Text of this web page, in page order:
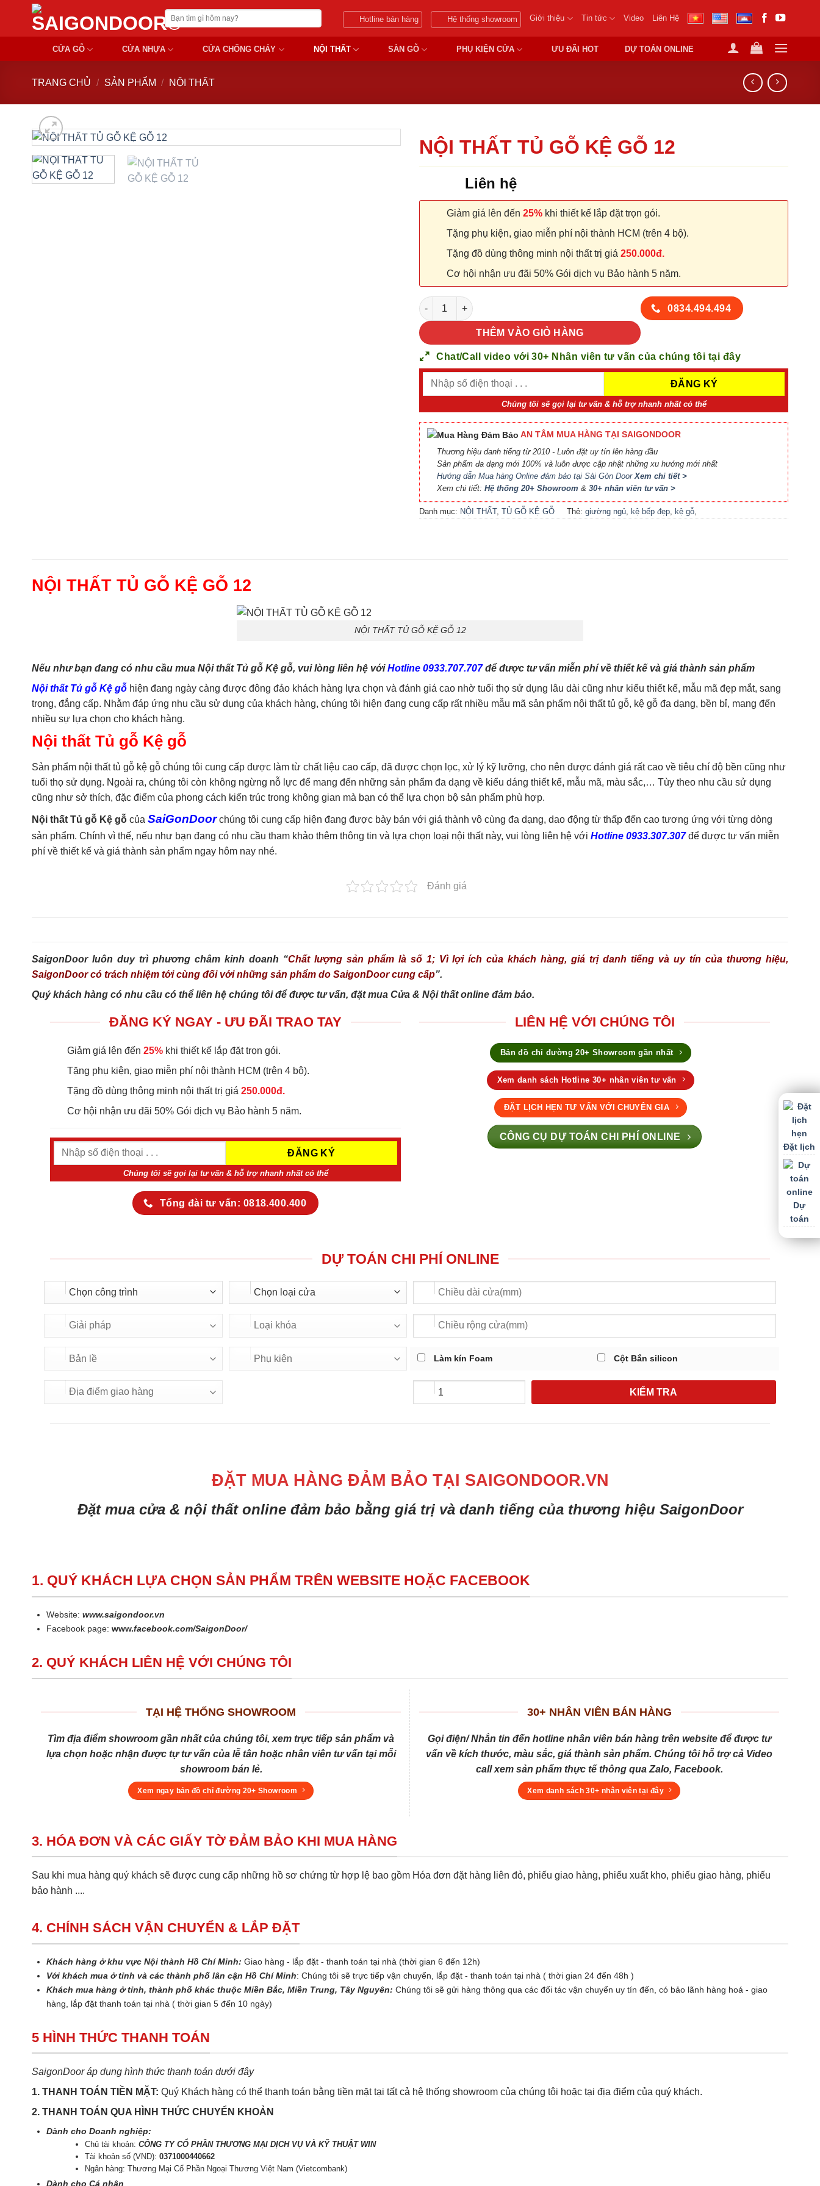
Chuyển
nội
Tìm
kiếm:
Hotline bán hàng Hệ thống showroom Giới thiệu Tin tức Video Liên Hệ
CỬA GỖ CỬA NHỰA CỬA CHỐNG CHÁY NỘI THẤT SÀN GỖ PHỤ KIỆN CỬA ƯU ĐÃI HOT DỰ TOÁN ONLINE
TRANG CHỦ / SẢN PHẨM / NỘI THẤT
NỘI THẤT TỦ GỖ KỆ GỖ 12
Liên hệ
Giảm giá lên đến 25% khi thiết kế lắp đặt trọn gói.
Tặng phụ kiện, giao miễn phí nội thành HCM (trên 4 bộ).
Tặng đồ dùng thông minh nội thất trị giá 250.000đ.
Cơ hội nhận ưu đãi 50% Gói dịch vụ Bảo hành 5 năm.
NỘI THẤT TỦ GỖ KỆ GỖ 12 số lượng
THÊM VÀO GIỎ HÀNG
0834.494.494
Chat/Call video với 30+ Nhân viên tư vấn của chúng tôi tại đây
Chúng tôi sẽ gọi lại tư vấn & hỗ trợ nhanh nhất có thể
AN TÂM MUA HÀNG TẠI SAIGONDOOR
Thương hiệu danh tiếng từ 2010 - Luôn đặt uy tín lên hàng đầu
Sản phẩm đa dạng mới 100% và luôn được cập nhật những xu hướng mới nhất
Hướng dẫn Mua hàng Online đảm bảo tại Sài Gòn DoorXem chi tiết >
Xem chi tiết: Hệ thống 20+ Showroom & 30+ nhân viên tư vấn >
Danh mục: NỘI THẤT, TỦ GỖ KỆ GỖ Thẻ: giường ngủ, kệ bếp đẹp, kệ gỗ,
NỘI THẤT TỦ GỖ KỆ GỖ 12
NỘI THẤT TỦ GỖ KỆ GỖ 12
Nếu như bạn đang có nhu cầu mua Nội thất Tủ gỗ Kệ gỗ, vui lòng liên hệ vớiHotline 0933.707.707để được tư vấn miễn phí về thiết kế và giá thành sản phẩm
Nội thất Tủ gỗ Kệ gỗ hiện đang ngày càng được đông đảo khách hàng lựa chọn và đánh giá cao nhờ tuổi thọ sử dụng lâu dài cũng như kiểu thiết kế, mẫu mã đẹp mắt, sang
trọng, đẳng cấp. Nhằm đáp ứng nhu cầu sử dụng của khách hàng, chúng tôi hiện đang cung cấp rất nhiều mẫu mã sản phẩm nội thất tủ gỗ, kệ gỗ đa dạng, bền bỉ, mang đến
nhiều sự lựa chọn cho khách hàng.
Nội thất Tủ gỗ Kệ gỗ
Sản phẩm nội thất tủ gỗ kệ gỗ chúng tôi cung cấp được làm từ chất liệu cao cấp, đã được chọn lọc, xử lý kỹ lưỡng, cho nên được đánh giá rất cao về tiêu chí độ bền cũng như
tuổi thọ sử dụng. Ngoài ra, chúng tôi còn không ngừng nỗ lực để mang đến những sản phẩm đa dạng về kiểu dáng thiết kế, mẫu mã, màu sắc,… Tùy theo nhu cầu sử dụng
cũng như sở thích, đặc điểm của phong cách kiến trúc trong không gian mà bạn có thể lựa chọn bộ sản phẩm phù hợp.
Nội thất Tủ gỗ Kệ gỗ của SaiGonDoorchúng tôi cung cấp hiện đang được bày bán với giá thành vô cùng đa dạng, dao động từ thấp đến cao tương ứng với từng dòng
sản phẩm. Chính vì thế, nếu như bạn đang có nhu cầu tham khảo thêm thông tin và lựa chọn loại nội thất này, vui lòng liên hệ với Hotline 0933.307.307để được tư vấn miễn
phí về thiết kế và giá thành sản phẩm ngay hôm nay nhé.
Đánh giá
SaigonDoor luôn duy trì phương châm kinh doanh “Chất lượng sản phẩm là số 1; Vì lợi ích của khách hàng, giá trị danh tiếng và uy tín của thương hiệu,
SaigonDoor có trách nhiệm tới cùng đối với những sản phẩm do SaigonDoor cung cấp”.
Quý khách hàng có nhu cầu có thể liên hệ chúng tôi để được tư vấn, đặt mua Cửa & Nội thất online đảm bảo.
ĐĂNG KÝ NGAY - ƯU ĐÃI TRAO TAY
Giảm giá lên đến 25% khi thiết kế lắp đặt trọn gói.
Tặng phụ kiện, giao miễn phí nội thành HCM (trên 4 bộ).
Tặng đồ dùng thông minh nội thất trị giá 250.000đ.
Cơ hội nhận ưu đãi 50% Gói dịch vụ Bảo hành 5 năm.
Chúng tôi sẽ gọi lại tư vấn & hỗ trợ nhanh nhất có thể
Tổng đài tư vấn: 0818.400.400
LIÊN HỆ VỚI CHÚNG TÔI
Bản đồ chỉ đường 20+ Showroom gần nhất
Xem danh sách Hotline 30+ nhân viên tư vấn
ĐẶT LỊCH HẸN TƯ VẤN VỚI CHUYÊN GIA
CÔNG CỤ DỰ TOÁN CHI PHÍ ONLINE
DỰ TOÁN CHI PHÍ ONLINE
Làm kín Foam Cột Bắn silicon
KIỂM TRA
ĐẶT MUA HÀNG ĐẢM BẢO TẠI SAIGONDOOR.VN
Đặt mua cửa & nội thất online đảm bảo bằng giá trị và danh tiếng của thương hiệu SaigonDoor
1. QUÝ KHÁCH LỰA CHỌN SẢN PHẨM TRÊN WEBSITE HOẶC FACEBOOK
Website:www.saigondoor.vn
Facebook page:www.facebook.com/SaigonDoor/
2. QUÝ KHÁCH LIÊN HỆ VỚI CHÚNG TÔI
TẠI HỆ THỐNG SHOWROOM
Tìm địa điểm showroom gần nhất của chúng tôi, xem trực tiếp sản phẩm và
lựa chọn hoặc nhận được tự tư vấn của lễ tân hoặc nhân viên tư vấn tại mỗi
showroom bán lẻ.
Xem ngay bản đồ chỉ đường 20+ Showroom
30+ NHÂN VIÊN BÁN HÀNG
Gọi điện/ Nhắn tin đến hotline nhân viên bán hàng trên website để được tư
vấn về kích thước, màu sắc, giá thành sản phẩm. Chúng tôi hỗ trợ cả Video
call xem sản phẩm thực tế thông qua Zalo, Facebook.
Xem danh sách 30+ nhân viên tại đây
3. HÓA ĐƠN VÀ CÁC GIẤY TỜ ĐẢM BẢO KHI MUA HÀNG
Sau khi mua hàng quý khách sẽ được cung cấp những hồ sơ chứng từ hợp lệ bao gồm Hóa đơn đặt hàng liên đỏ, phiếu giao hàng, phiếu xuất kho, phiếu giao hàng, phiếu
bảo hành ....
4. CHÍNH SÁCH VẬN CHUYỂN & LẮP ĐẶT
Khách hàng ở khu vực Nội thành Hồ Chí Minh: Giao hàng - lắp đặt - thanh toán tại nhà (thời gian 6 đến 12h)
Với khách mua ở tỉnh và các thành phố lân cận Hồ Chí Minh: Chúng tôi sẽ trực tiếp vận chuyển, lắp đặt - thanh toán tại nhà ( thời gian 24 đến 48h )
Khách mua hàng ở tỉnh, thành phố khác thuộc Miền Bắc, Miền Trung, Tây Nguyên: Chúng tôi sẽ gửi hàng thông qua các đối tác vận chuyển uy tín đến, có bảo lãnh hàng hoá - giao
hàng, lắp đặt thanh toán tại nhà ( thời gian 5 đến 10 ngày)
5 HÌNH THỨC THANH TOÁN
SaigonDoor áp dụng hình thức thanh toán dưới đây
1. THANH TOÁN TIỀN MẶT: Quý Khách hàng có thể thanh toán bằng tiền mặt tại tất cả hệ thống showroom của chúng tôi hoặc tại địa điểm của quý khách.
2. THANH TOÁN QUA HÌNH THỨC CHUYỂN KHOẢN
Dành cho Doanh nghiệp:
Chủ tài khoản:CÔNG TY CỔ PHẦN THƯƠNG MẠI DỊCH VỤ VÀ KỸ THUẬT WIN
Tài khoản số (VND):0371000440662
Ngân hàng: Thương Mại Cổ Phần Ngoại Thương Việt Nam (Vietcombank)
Dành cho Cá nhân
Đặt lịch
Dự
toán